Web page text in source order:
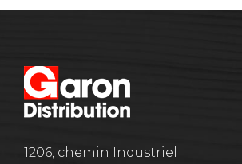
1206, chemin Industriel